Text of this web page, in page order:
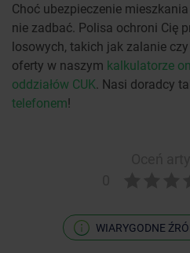
Choć ubezpieczenie
nie zadbać. Polisa ochroni Cię
losowych, takich jak zalanie
oferty w naszym kalkulatorze
oddziałów CUK . Nasi doradcy
telefonem!
WIARYGODNE